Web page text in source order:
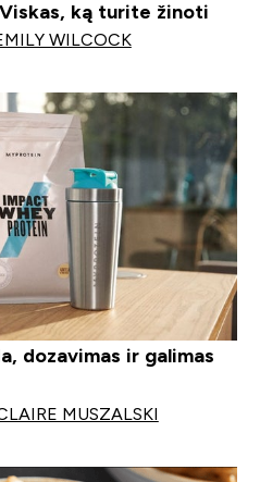
ką turite žinoti
WILCOCK
dozavimas ir galimas
MUSZALSKI